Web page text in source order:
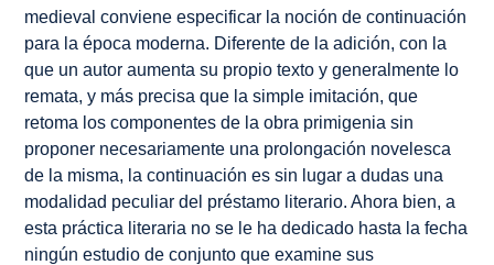
medieval conviene especificar la noción de continuación
para la época moderna. Diferente de la adición, con la
que un autor aumenta su propio texto y generalmente lo
remata, y más precisa que la simple imitación, que
retoma los componentes de la obra primigenia sin
proponer necesariamente una prolongación novelesca
de la misma, la continuación es sin lugar a dudas una
modalidad peculiar del préstamo literario. Ahora bien, a
esta práctica literaria no se le ha dedicado hasta la fecha
ningún estudio de conjunto que examine sus